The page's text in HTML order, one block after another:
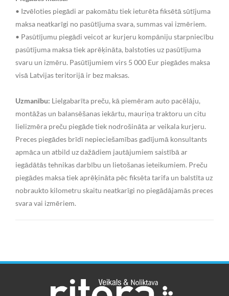
• Izvēloties piegādi ar pakomātu tiek ieturēta fiksētā sūtījuma
maksa neatkarīgi no pasūtījuma svara, summas vai izmēriem.
• Pasūtījumu piegādi veicot ar kurjeru kompāniju starpniecību
pasūtījuma maksa tiek aprēķināta, balstoties uz pasūtījuma
svaru un izmēru. Pasūtījumiem virs 5 000 Eur piegādes maksa
visā Latvijas teritorijā ir bez maksas.
Uzmanību: Lielgabarīta preču, kā piemēram auto pacēlāju,
montāžas un balansēšanas iekārtu, mauriņa traktoru un citu
lielizmēra preču piegāde tiek nodrošināta ar veikala kurjeru.
Preces piegādes brīdī nepieciešamības gadījumā konsultants
apmāca un atbild uz dažādiem jautājumiem saistībā ar
iegādātās tehnikas darbību un lietošanas ieteikumiem. Preču
piegādes maksa tiek aprēķināta pēc fiksēta tarifa un balstīta uz
nobraukto kilometru skaitu neatkarīgi no piegādājamās preces
svara vai izmēriem.